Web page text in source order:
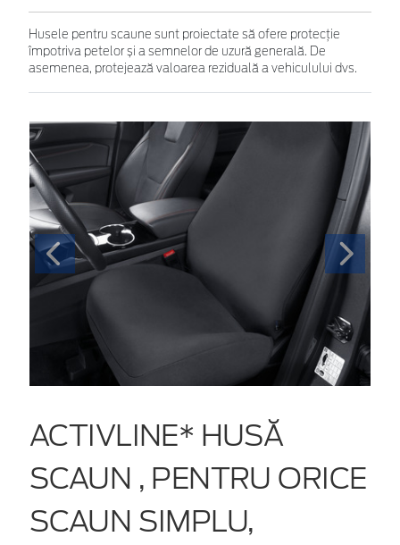
Husele pentru scaune sunt proiectate să ofere protecție
împotriva petelor și a semnelor de uzură generală. De
asemenea, protejează valoarea reziduală a vehiculului dvs.
ACTIVLINE* HUSĂ
SCAUN , PENTRU ORICE
SCAUN SIMPLU,